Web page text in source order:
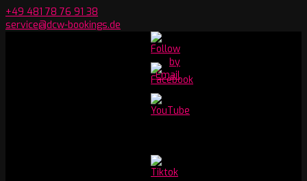
Skip
to
+49 481 78 76 91 38
service@dcw-bookings.de
Youtube
Channel